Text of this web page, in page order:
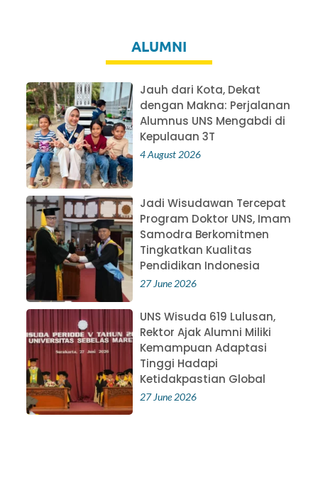
ALUMNI
Jauh dari Kota, Dekat
dengan Makna: Perjalanan
Alumnus UNS Mengabdi di
Kepulauan 3T
4 August 2026
Jadi Wisudawan Tercepat
Program Doktor UNS, Imam
Samodra Berkomitmen
Tingkatkan Kualitas
Pendidikan Indonesia
27 June 2026
UNS Wisuda 619 Lulusan,
Rektor Ajak Alumni Miliki
Kemampuan Adaptasi
Tinggi Hadapi
Ketidakpastian Global
27 June 2026